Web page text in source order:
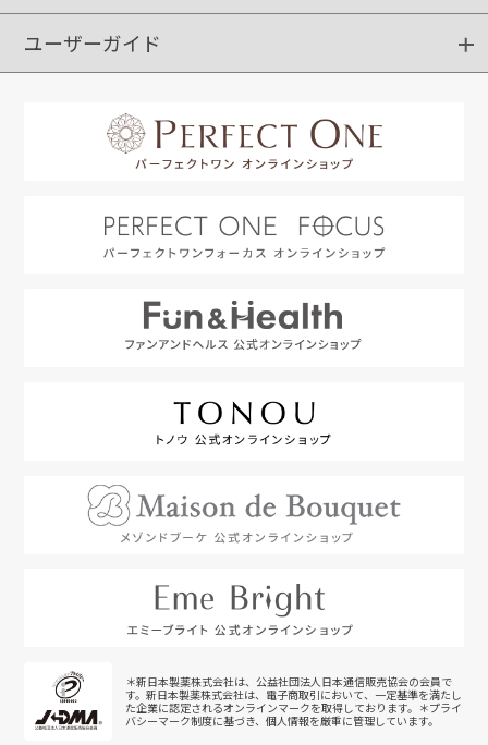
定期購入
ポイントサービス
お知らせメール
ユーザーガイド
＊新日本製薬株式会社は、公益社団法人日本通信販売協会の会員で
す。新日本製薬株式会社は、電子商取引において、一定基準を満たし
た企業に認定されるオンラインマークを取得しております。＊プライ
バシーマーク制度に基づき、個人情報を厳重に管理しています。